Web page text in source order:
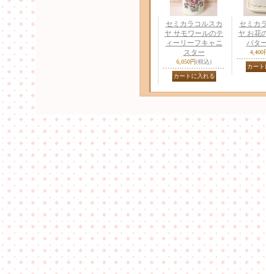
セミカラコルスカ
ヤ サモワールのテ
ィーリーフキャニ
スター
6,050円(税込)
セミカ
ヤ お花
バタ
4,400